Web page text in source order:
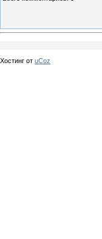
Хостинг от uCoz